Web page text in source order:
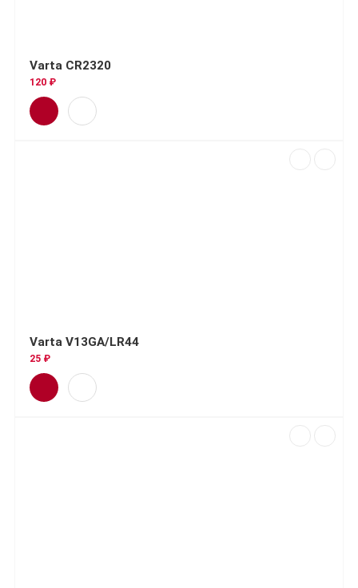
Varta CR2320
120 ₽
Varta V13GA/LR44
25 ₽